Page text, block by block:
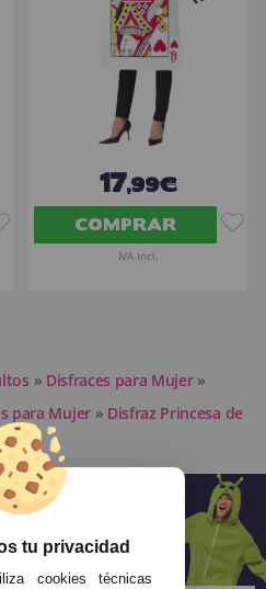
17,99€
COMPRAR
IVA Incl.
» Disfraces para Mujer »
para Mujer » Disfraz Princesa de
de todo antes
tu privacidad
cookies técnicas